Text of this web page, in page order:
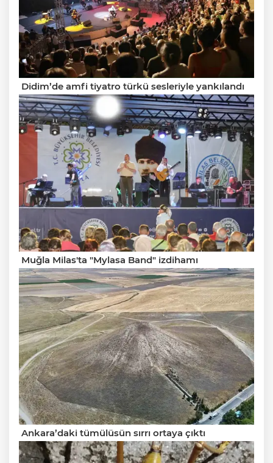
Didim’de amfi tiyatro türkü sesleriyle yankılandı
Muğla Milas'ta "Mylasa Band" izdihamı
Ankara’daki tümülüsün sırrı ortaya çıktı